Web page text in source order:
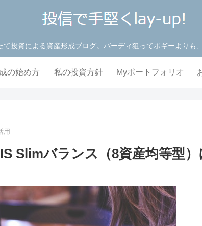
投資による資産形成ブログ。バーディ狙ってボギーよりも
の始め方 私の投資方針 Myポートフォリオ
用
Slimバランス（8資産均等型）